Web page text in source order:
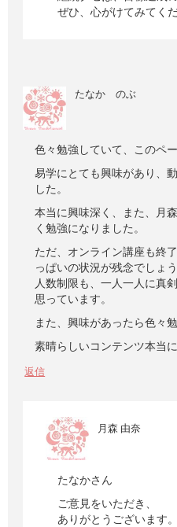
ぜひ、心がけてみてく
たなか のぶ
色々勉強していて、このペ
易学にとても興味があり、
した。
本当に興味深く、また、月
く勉強になりました。
ただ、オンライン講座も終
っぱいの状況が残念でしょ
人数制限も、一人一人に真
思っています。
また、興味があったら色々
素晴らしいコンテンツ本当
返信
月森 由奈
たなかさん
ご意見をいただき、
ありがとうございます。